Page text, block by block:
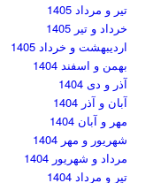
تیر و مرداد 1405
خرداد و تیر 1405
اردیبهشت و خرداد 1405
بهمن و اسفند 1404
آذر و دی 1404
آبان و آذر 1404
مهر و آبان 1404
شهریور و مهر 1404
مرداد و شهریور 1404
تیر و مرداد 1404